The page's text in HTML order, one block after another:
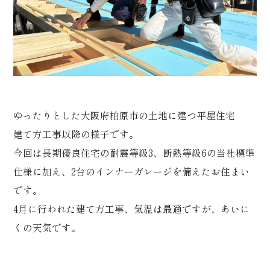
ゆったりとした大阪府柏原市の土地に建つ平屋住宅
建て方工事以降の様子です。
今回は長期優良住宅の耐震等級3、断熱等級6の当社標準
仕様に加え、2台のインナーガレージを備えたお住まい
です。
4月に行われた建て方工事、気温は最適ですが、あいに
くの天気です。